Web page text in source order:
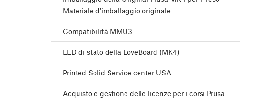
Materiale d'imballaggio originale
Compatibilità MMU3
LED di stato della LoveBoard (MK4)
Printed Solid Service center USA
Acquisto e gestione delle licenze per i corsi Prusa